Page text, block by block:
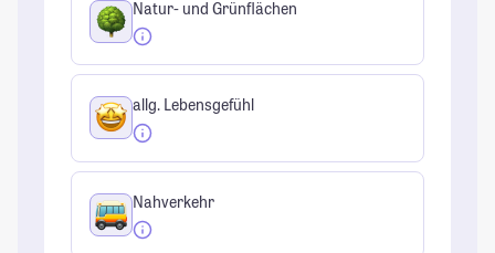
Natur- und Grünflächen
allg. Lebensgefühl
Nahverkehr